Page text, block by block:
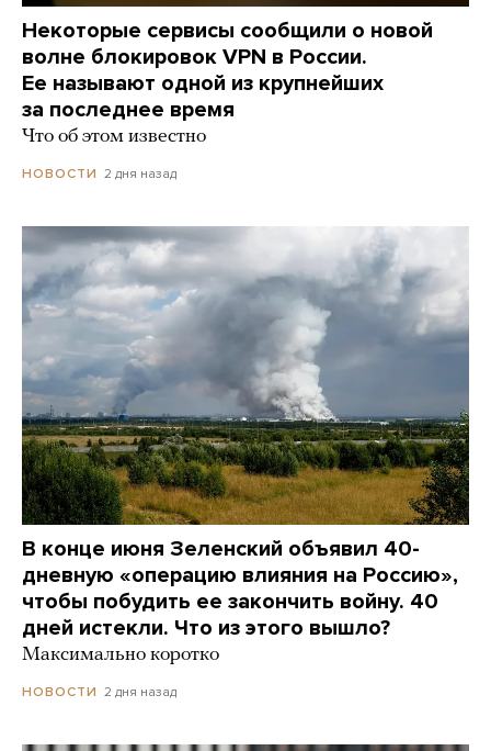
Некоторые сервисы сообщили о новой
волне блокировок VPN в России.
Ее называют одной из крупнейших
за последнее время
Что об этом известно
НОВОСТИ 2 дня назад
В конце июня Зеленский объявил 40-
дневную «операцию влияния на Россию»,
чтобы побудить ее закончить войну. 40
дней истекли. Что из этого вышло?
Максимально коротко
НОВОСТИ 2 дня назад